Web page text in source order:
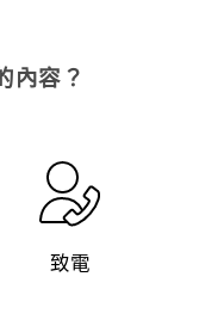
內容？
致電